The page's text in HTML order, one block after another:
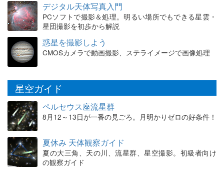
デジタル天体写真入門
PCソフトで撮影＆処理。明るい場所でもできる星雲・
星団撮影を初歩から解説
惑星を撮影しよう
CMOSカメラで動画撮影、ステライメージで画像処理
星空ガイド
ペルセウス座流星群
8月12～13日が一番の見ごろ。月明かりゼロの好条件！
夏休み 天体観察ガイド
夏の大三角、天の川、流星群、星空撮影。初級者向け
の観察ガイド